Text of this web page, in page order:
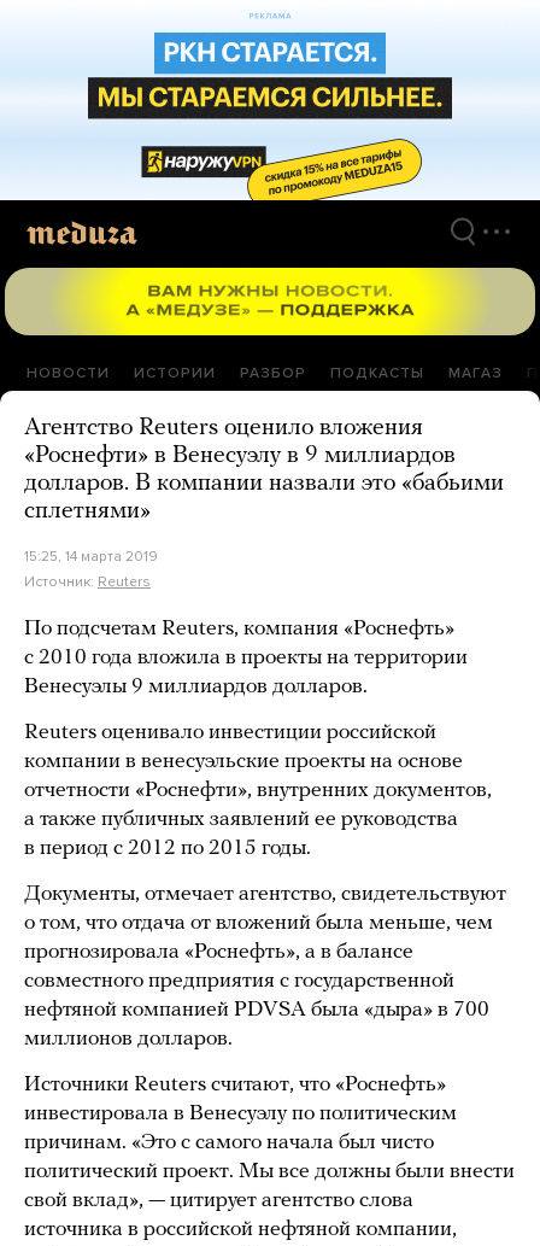
НОВОСТИ ИСТОРИИ РАЗБОР ПОДКАСТЫ МАГАЗ
Агентство Reuters оценило вложения
«Роснефти» в Венесуэлу в 9 миллиардов
долларов. В компании назвали это «бабьими
сплетнями»
15:25, 14 марта 2019
Источник: Reuters
По подсчетам Reuters, компания «Роснефть»
с 2010 года вложила в проекты на территории
Венесуэлы 9 миллиардов долларов.
Reuters оценивало инвестиции российской
компании в венесуэльские проекты на основе
отчетности «Роснефти», внутренних документов,
а также публичных заявлений ее руководства
в период с 2012 по 2015 годы.
Документы, отмечает агентство, свидетельствуют
о том, что отдача от вложений была меньше, чем
прогнозировала «Роснефть», а в балансе
совместного предприятия с государственной
нефтяной компанией PDVSA была «дыра» в 700
миллионов долларов.
Источники Reuters считают, что «Роснефть»
инвестировала в Венесуэлу по политическим
причинам. «Это с самого начала был чисто
политический проект. Мы все должны были внести
свой вклад», — цитирует агентство слова
источника в российской нефтяной компании,